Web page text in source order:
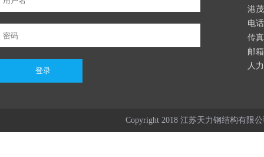
港
电
传
邮
人
Copyright 2018 江苏天力钢结构有限